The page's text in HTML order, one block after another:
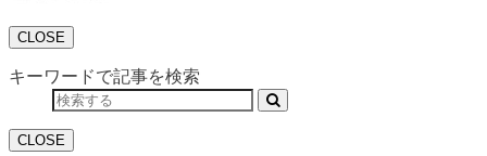
CLOSE
キーワードで記事を検索
CLOSE